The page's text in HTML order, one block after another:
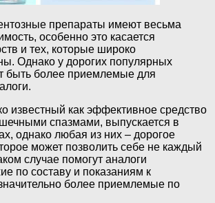
препараты имеют весьма
особенно это касается
и тех, которые широко
Однако у дорогих популярных
быть более приемлемые для
известный как эффективное средство
спазмами, выпускается в
однако любая из них – дорогое
может позволить себе не каждый
случае помогут аналоги
по составу и показаниям к
более приемлемые по